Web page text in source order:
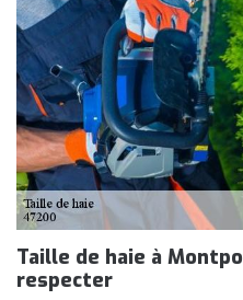
Taille de haie à
respecter